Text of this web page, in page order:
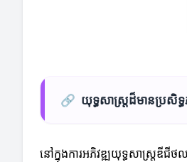
🔗 យុទ្ធសាស្រ្តដ៏មានប្រសិទ្
នៅក្នុងការអភិវឌ្ឍយុទ្ធសាស្រ្តឌីជី